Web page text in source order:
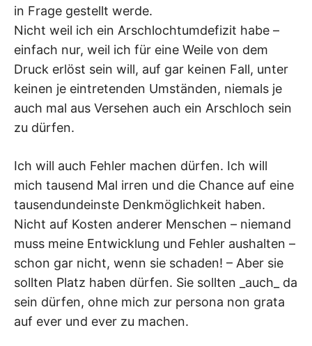
in Frage gestellt werde.
Nicht weil ich ein Arschlochtumdefizit habe –
einfach nur, weil ich für eine Weile von dem
Druck erlöst sein will, auf gar keinen Fall, unter
keinen je eintretenden Umständen, niemals je
auch mal aus Versehen auch ein Arschloch sein
zu dürfen.
Ich will auch Fehler machen dürfen. Ich will
mich tausend Mal irren und die Chance auf eine
tausendundeinste Denkmöglichkeit haben.
Nicht auf Kosten anderer Menschen – niemand
muss meine Entwicklung und Fehler aushalten –
schon gar nicht, wenn sie schaden! – Aber sie
sollten Platz haben dürfen. Sie sollten _auch_ da
sein dürfen, ohne mich zur persona non grata
auf ever und ever zu machen.